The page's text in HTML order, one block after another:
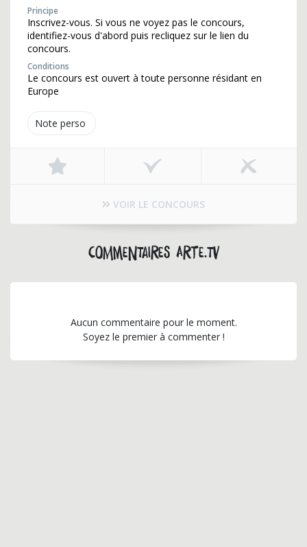
Note perso
Principe
Inscrivez-vous. Si vous ne voyez pas le concours,
identifiez-vous d'abord puis recliquez sur le lien du
concours.
Conditions
Le concours est ouvert à toute personne résidant en
Europe
VOIR LE CONCOURS
Commentaires arte.tv
Aucun commentaire pour le moment.
Soyez le premier à commenter !